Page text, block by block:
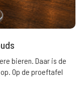
bieren. Daar is de
Op de proeftafel